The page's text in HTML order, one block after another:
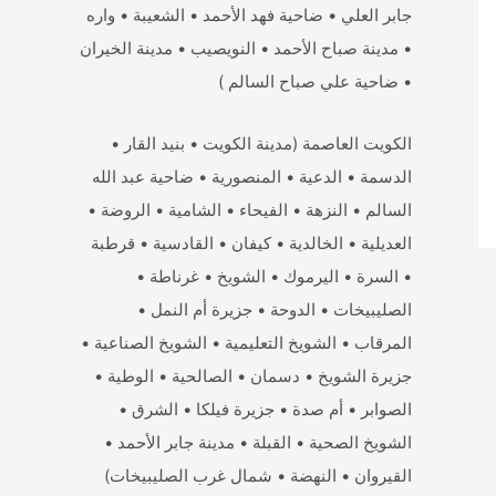
جابر العلي • ضاحية فهد الأحمد • الشعيبة • واره
• مدينة صباح الأحمد • النويصيب • مدينة الخيران
• ضاحية علي صباح السالم )
الكويت العاصمة (مدينة الكويت • بنيد القار •
الدسمة • الدعية • المنصورية • ضاحية عبد الله
السالم • النزهة • الفيحاء • الشامية • الروضة •
العديلية • الخالدية • كيفان • القادسية • قرطبة
• السرة • اليرموك • الشويخ • غرناطة •
الصليبيخات • الدوحة • جزيرة أم النمل •
المرقاب • الشويخ التعليمية • الشويخ الصناعية •
جزيرة الشويخ • دسمان • الصالحية • الوطية •
الصوابر • أم صدة • جزيرة فيلكا • الشرق •
الشويخ الصحية • القبلة • مدينة جابر الأحمد •
القيروان • النهضة • شمال غرب الصليبيخات)